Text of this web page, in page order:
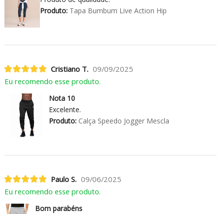
Produto:Tapa Bumbum Live Action Hip
Cristiano T. 09/09/2025
Eu recomendo esse produto.
Nota 10
Excelente.
Produto:Calça Speedo Jogger Mescla
Paulo S. 09/06/2025
Eu recomendo esse produto.
Bom parabéns